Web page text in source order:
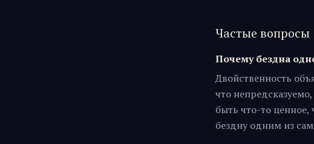
Частые вопросы
Почему бездна
Двойственность
что
быть что-то ценное,
бездну одним из